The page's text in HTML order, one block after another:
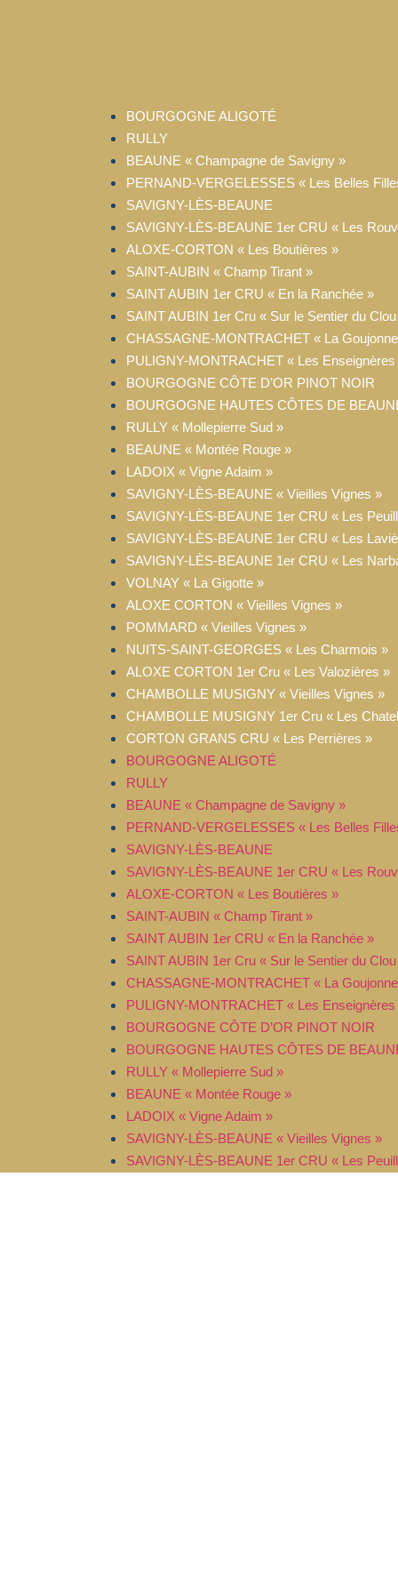
BOURGOGNE ALIGOTÉ
RULLY
BEAUNE « Champagne de Savigny »
PERNAND-VERGELESSES « Les Belles
SAVIGNY-LÈS-BEAUNE
SAVIGNY-LÈS-BEAUNE 1er CRU « Les
ALOXE-CORTON « Les Boutières »
SAINT-AUBIN « Champ Tirant »
SAINT AUBIN 1er CRU « En la Ranchée »
SAINT AUBIN 1er Cru « Sur le Sentier du
CHASSAGNE-MONTRACHET « La
PULIGNY-MONTRACHET « Les Enseignères
BOURGOGNE CÔTE D’OR PINOT NOIR
BOURGOGNE HAUTES CÔTES DE
RULLY « Mollepierre Sud »
BEAUNE « Montée Rouge »
LADOIX « Vigne Adaim »
SAVIGNY-LÈS-BEAUNE « Vieilles Vignes »
SAVIGNY-LÈS-BEAUNE 1er CRU « Les
SAVIGNY-LÈS-BEAUNE 1er CRU « Les
SAVIGNY-LÈS-BEAUNE 1er CRU « Les
VOLNAY « La Gigotte »
ALOXE CORTON « Vieilles Vignes »
POMMARD « Vieilles Vignes »
NUITS-SAINT-GEORGES « Les Charmois »
ALOXE CORTON 1er Cru « Les Valozières »
CHAMBOLLE MUSIGNY « Vieilles Vignes »
CHAMBOLLE MUSIGNY 1er Cru « Les
CORTON GRANS CRU « Les Perrières »
BOURGOGNE ALIGOTÉ
RULLY
BEAUNE « Champagne de Savigny »
PERNAND-VERGELESSES « Les Belles
SAVIGNY-LÈS-BEAUNE
SAVIGNY-LÈS-BEAUNE 1er CRU « Les
ALOXE-CORTON « Les Boutières »
SAINT-AUBIN « Champ Tirant »
SAINT AUBIN 1er CRU « En la Ranchée »
SAINT AUBIN 1er Cru « Sur le Sentier du
CHASSAGNE-MONTRACHET « La
PULIGNY-MONTRACHET « Les Enseignères
BOURGOGNE CÔTE D’OR PINOT NOIR
BOURGOGNE HAUTES CÔTES DE
RULLY « Mollepierre Sud »
BEAUNE « Montée Rouge »
LADOIX « Vigne Adaim »
SAVIGNY-LÈS-BEAUNE « Vieilles Vignes »
SAVIGNY-LÈS-BEAUNE 1er CRU « Les